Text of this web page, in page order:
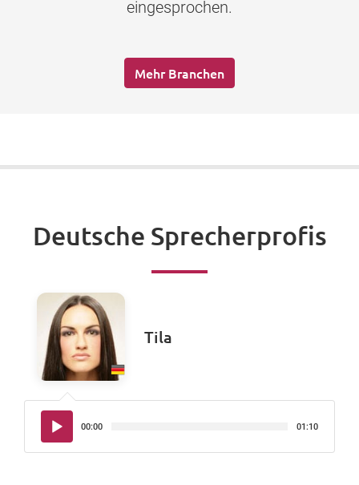
eingesprochen.
Mehr Branchen
Deutsche Sprecherprofis
Tila
Audio-
Player
00:00 01:10